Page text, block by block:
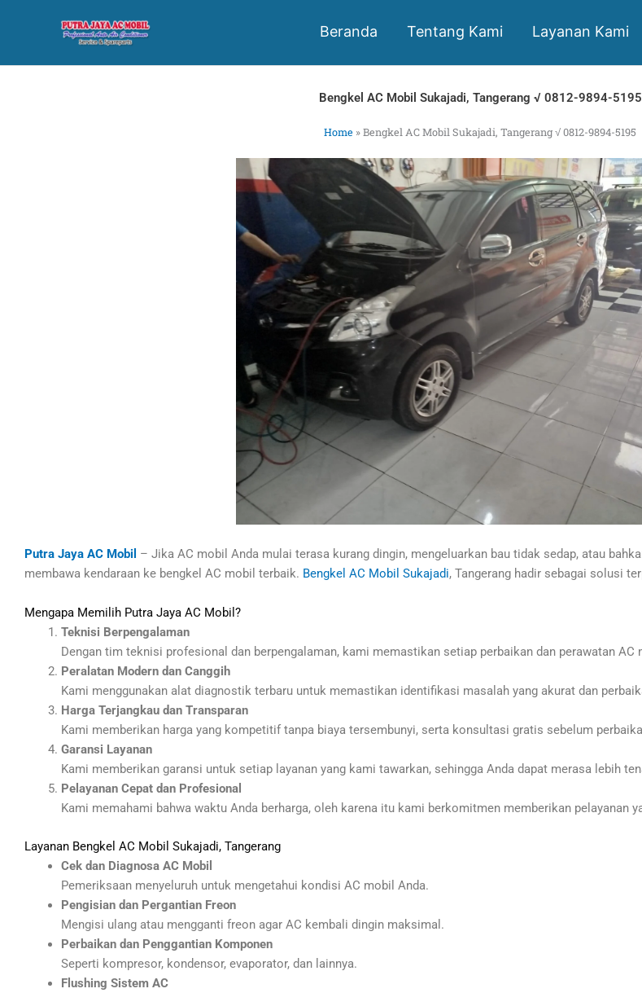
Beranda Tentang Kami Layanan Kami
Bengkel AC Mobil Sukajadi, Tangerang √ 0812-9894-5195
Home »Bengkel AC Mobil Sukajadi, Tangerang √ 0812-9894-5195
Putra Jaya AC Mobil – Jika AC mobil Anda mulai terasa kurang dingin, mengeluarkan bau tidak sedap, atau
membawa kendaraan ke bengkel AC mobil terbaik. Bengkel AC Mobil Sukajadi, Tangerang hadir sebagai solusi
Mengapa Memilih Putra Jaya AC Mobil?
Teknisi Berpengalaman
Dengan tim teknisi profesional dan berpengalaman, kami memastikan setiap perbaikan dan perawatan
Peralatan Modern dan Canggih
Kami menggunakan alat diagnostik terbaru untuk memastikan identifikasi masalah yang akurat dan
Harga Terjangkau dan Transparan
Kami memberikan harga yang kompetitif tanpa biaya tersembunyi, serta konsultasi gratis sebelum
Garansi Layanan
Kami memberikan garansi untuk setiap layanan yang kami tawarkan, sehingga Anda dapat merasa lebih
Pelayanan Cepat dan Profesional
Kami memahami bahwa waktu Anda berharga, oleh karena itu kami berkomitmen memberikan pelayanan
Layanan Bengkel AC Mobil Sukajadi, Tangerang
Cek dan Diagnosa AC Mobil
Pemeriksaan menyeluruh untuk mengetahui kondisi AC mobil Anda.
Pengisian dan Pergantian Freon
Mengisi ulang atau mengganti freon agar AC kembali dingin maksimal.
Perbaikan dan Penggantian Komponen
Seperti kompresor, kondensor, evaporator, dan lainnya.
Flushing Sistem AC